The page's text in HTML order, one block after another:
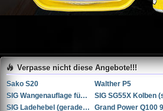
Verpasse nicht diese Angebote!!!
Sako S20
Walther P5
SIG Wangenauflage für SG55X Kolben (schwarz)
SIG Ladehebel (gerade) für SG55X